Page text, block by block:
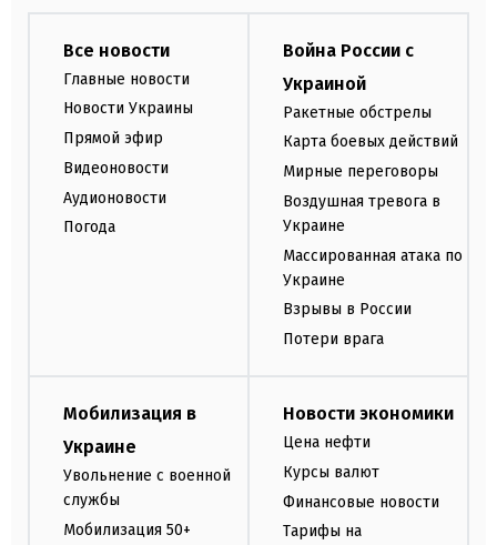
Все новости
Главные новости
Новости Украины
Прямой эфир
Видеоновости
Аудионовости
Погода
Война России с
Украиной
Ракетные обстрелы
Карта боевых действий
Мирные переговоры
Воздушная тревога в
Украине
Массированная атака по
Украине
Взрывы в России
Потери врага
Мобилизация в
Украине
Увольнение с военной
службы
Мобилизация 50+
Новости экономики
Цена нефти
Курсы валют
Финансовые новости
Тарифы на